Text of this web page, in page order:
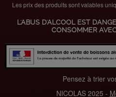
Les prix des produits sont valables
L'ABUS D'ALCOOL EST
CONSOMMER
Pensez à trier
NICOLAS 2025 -